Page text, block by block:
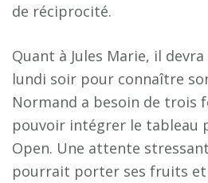
de réciprocité.
Quant à Jules Marie, il
lundi soir pour connaître
Normand a besoin de trois
pouvoir intégrer le tableau
Open. Une attente
pourrait porter ses fruits